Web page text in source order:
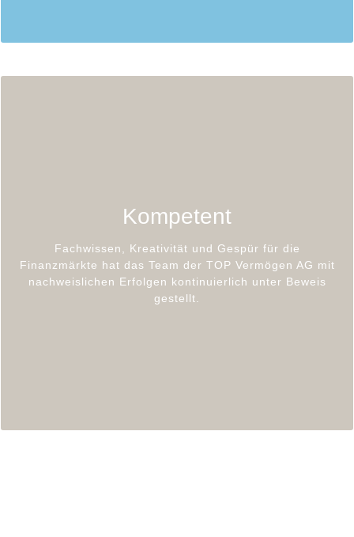
Kompetent
Fachwissen, Kreativität und Gespür für die
Finanzmärkte hat das Team der TOP Vermögen AG mit
nachweislichen Erfolgen kontinuierlich unter Beweis
gestellt.
Vermögensbetreuer hat Zugriff auf fundierte Studien
ausgewählter Analysten und Echtzeit Börsen- und
Finanzsysteme.
Wir möchten, dass unsere Kunden einen echten
Unterschied spüren. Dies ist für uns eine laufende